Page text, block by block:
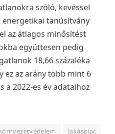
szóló, kevéssel
tanúsítvány
az átlagos minősítést
együttesen pedig
18,66 százaléka
ez az arány több mint 6
a 2022-es év adataihoz
lakáspiac